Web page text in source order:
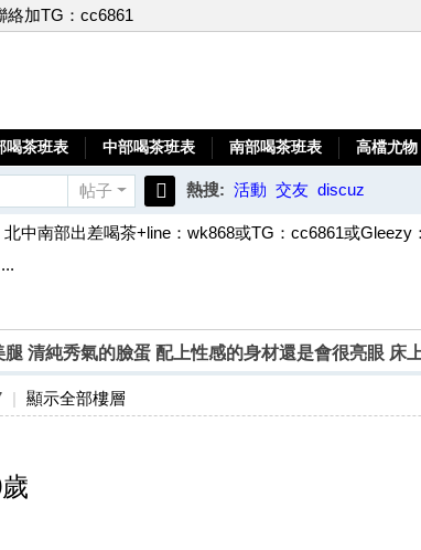
絡加TG：cc6861
喝茶班表 中部喝茶班表 南部喝茶班表 高檔尤物
帖子 熱搜: 活動 交友 discuz
北中南部出差喝茶+line：wk868或TG：cc6861或Gleezy
清純秀氣的臉蛋 配上性感的身材還是會很亮眼 床
| 顯示全部樓層